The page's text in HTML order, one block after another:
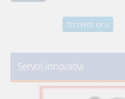
Iscriviti ora
Servizi innovativi